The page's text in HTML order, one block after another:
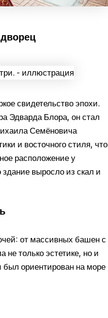
свидетельство эпохи.
Эдварда Блора, он стал
Семёновича
и восточного стиля, что
расположение у
выросло из скал и
от массивных башен с
только эстетике, но и
ориентирован на море